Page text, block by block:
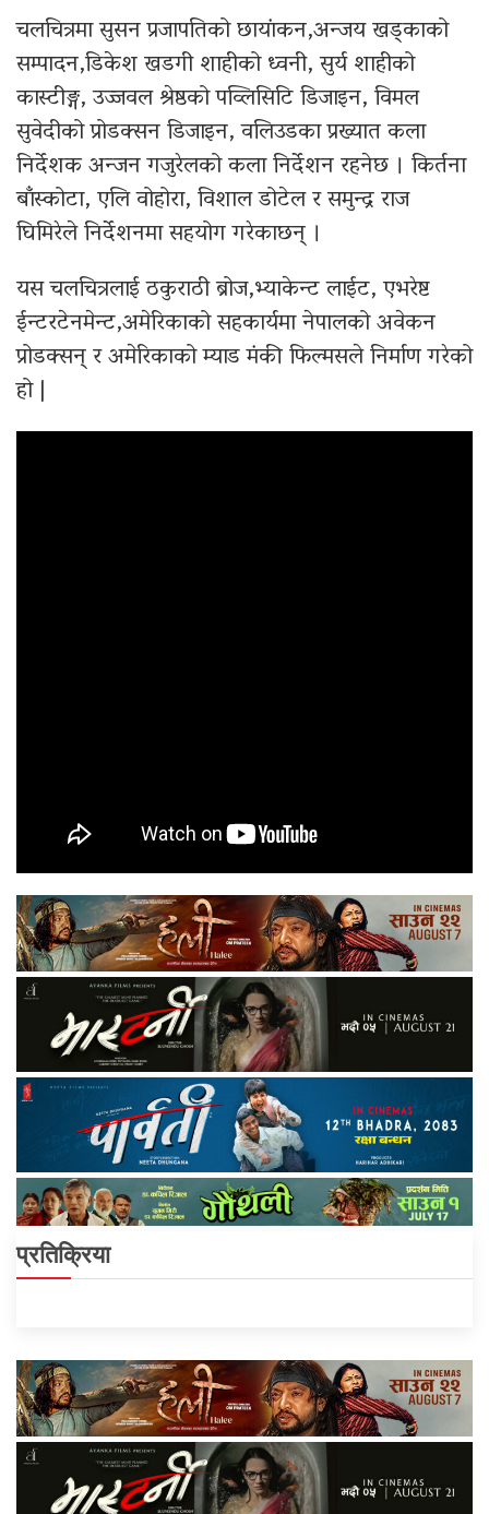
चलचित्रमा सुसन प्रजापतिको छायांकन,अन्जय खड्काको
सम्पादन,डिकेश खडगी शाहीको ध्वनी, सुर्य शाहीको
कास्टीङ्ग, उज्जवल श्रेष्ठको पव्लिसिटि डिजाइन, विमल
सुवेदीको प्रोडक्सन डिजाइन, वलिउडका प्रख्यात कला
निर्देशक अन्जन गजुरेलको कला निर्देशन रहनेछ । किर्तना
बाँस्कोटा, एलि वोहोरा, विशाल डोटेल र समुन्द्र राज
घिमिरेले निर्देशनमा सहयोग गरेकाछन् ।
यस चलचित्रलाई ठकुराठी ब्रोज,भ्याकेन्ट लाईट, एभरेष्ट
ईन्टरटेनमेन्ट,अमेरिकाको सहकार्यमा नेपालको अवेकन
प्रोडक्सन् र अमेरिकाको म्याड मंकी फिल्मसले निर्माण गरेको
हो |
प्रतिक्रिया